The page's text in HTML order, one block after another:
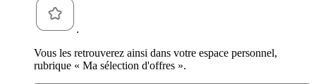
.
Vous les retrouverez ainsi dans votre espace personnel,
rubrique « Ma sélection d'offres ».